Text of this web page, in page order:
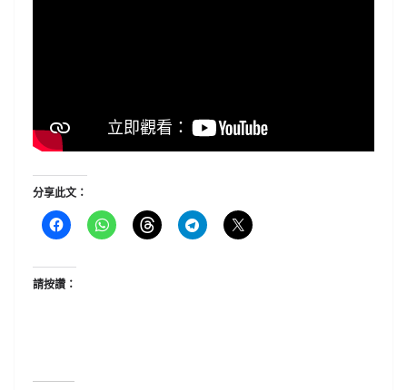
分享此文：
請按讚：